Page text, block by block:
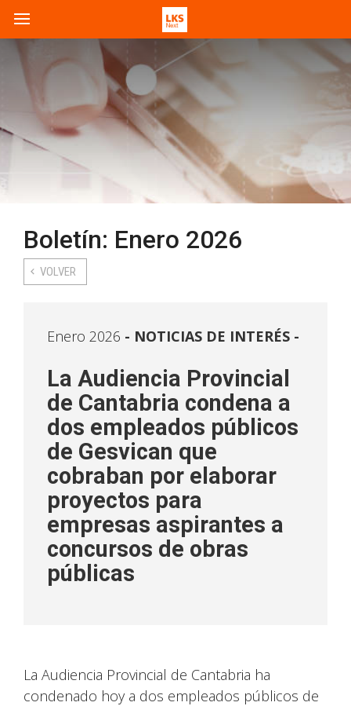
Boletín: Enero 2026
VOLVER
Enero 2026 NOTICIAS DE INTERÉS -
La Audiencia Provincial
de Cantabria condena a
dos empleados públicos
de Gesvican que
cobraban por elaborar
proyectos para
empresas aspirantes a
concursos de obras
públicas
La Audiencia Provincial de Cantabria ha
condenado hoy a dos empleados públicos de